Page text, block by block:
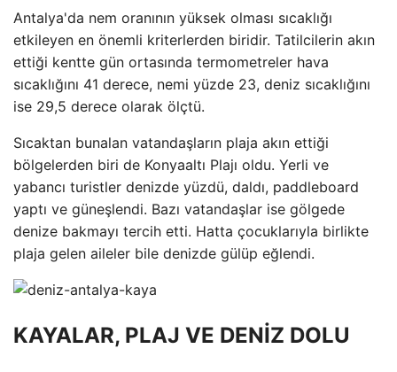
Antalya'da nem oranının yüksek olması sıcaklığı
etkileyen en önemli kriterlerden biridir. Tatilcilerin akın
ettiği kentte gün ortasında termometreler hava
sıcaklığını 41 derece, nemi yüzde 23, deniz sıcaklığını
ise 29,5 derece olarak ölçtü.
Sıcaktan bunalan vatandaşların plaja akın ettiği
bölgelerden biri de Konyaaltı Plajı oldu. Yerli ve
yabancı turistler denizde yüzdü, daldı, paddleboard
yaptı ve güneşlendi. Bazı vatandaşlar ise gölgede
denize bakmayı tercih etti. Hatta çocuklarıyla birlikte
plaja gelen aileler bile denizde gülüp eğlendi.
KAYALAR, PLAJ VE DENİZ DOLU